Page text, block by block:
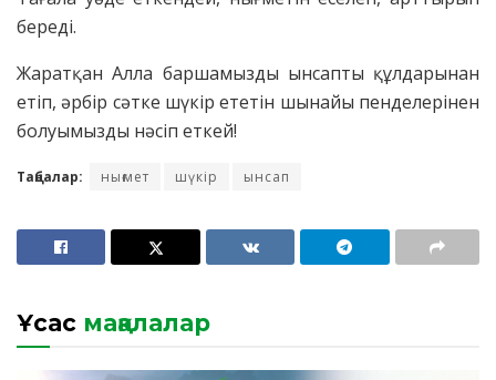
береді.
Жаратқан Алла баршамызды ынсапты құлдарынан
етіп, әрбір сәтке шүкір ететін шынайы пенделерінен
болуымызды нәсіп еткей!
Таңбалар: нығмет шүкір ынсап
Ұқсас мақалалар